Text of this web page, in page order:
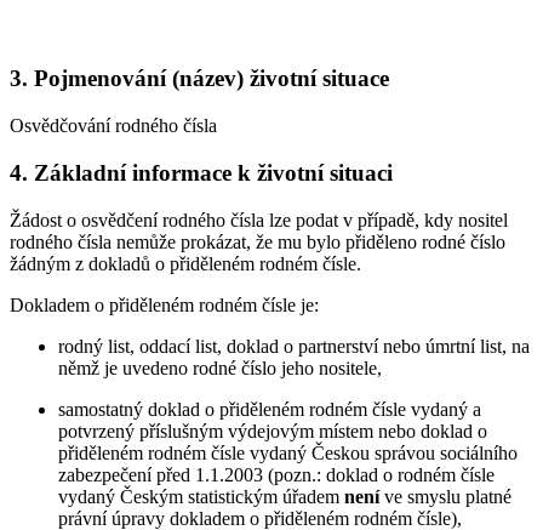
3. Pojmenování (název) životní situace
Osvědčování rodného čísla
4. Základní informace k životní situaci
Žádost o osvědčení rodného čísla lze podat v případě, kdy nositel
rodného čísla nemůže prokázat, že mu bylo přiděleno rodné číslo
žádným z dokladů o přiděleném rodném čísle.
Dokladem o přiděleném rodném čísle je:
rodný list, oddací list, doklad o partnerství nebo úmrtní list, na
němž je uvedeno rodné číslo jeho nositele,
samostatný doklad o přiděleném rodném čísle vydaný a
potvrzený příslušným výdejovým místem nebo doklad o
přiděleném rodném čísle vydaný Českou správou sociálního
zabezpečení před 1.1.2003 (pozn.: doklad o rodném čísle
vydaný Českým statistickým úřadem neníve smyslu platné
právní úpravy dokladem o přiděleném rodném čísle),